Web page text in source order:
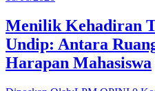
Menilik Kehadiran
Undip: Antara
Harapan Mahasiswa